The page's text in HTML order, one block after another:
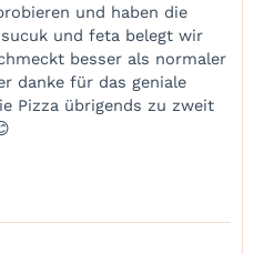
und haben die
und feta belegt wir
besser als normaler
danke für das geniale
Pizza übrigends zu zweit